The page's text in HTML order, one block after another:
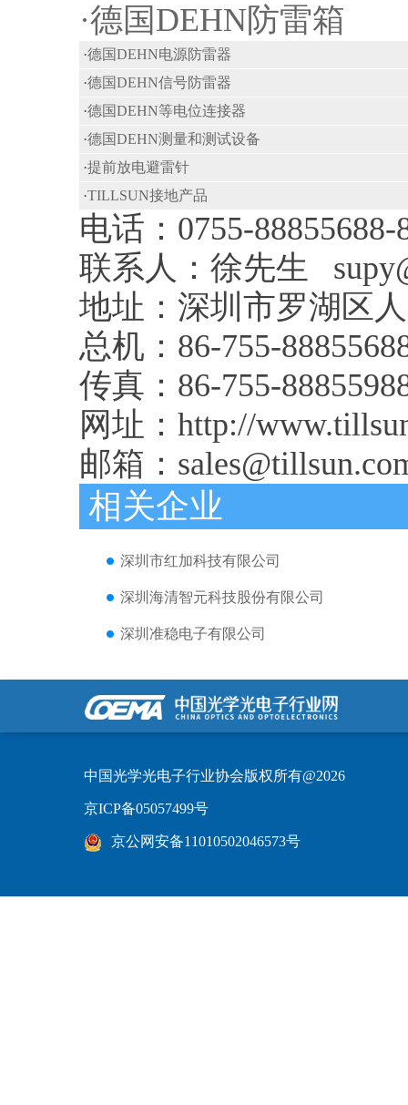
·德国DEHN防雷箱
·德国DEHN电源防雷器
·德国DEHN信号防雷器
·德国DEHN等电位连接器
·德国DEHN测量和测试设备
·提前放电避雷针
·TILLSUN接地产品
电话：0755-88855688-
联系人：徐先生
地址：深圳市罗湖区
总机：86-755-
传真：86-755-
网址：http://
邮箱：
相关企业
深圳市红加科技有限公司
深圳海清智元科技股份有限公司
深圳准稳电子有限公司
中国光学光电子行业协会版权所有@2026
京ICP备05057499号
京公网安备11010502046573号